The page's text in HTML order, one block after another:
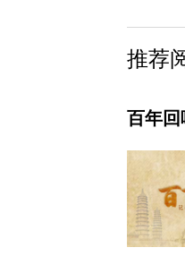
推荐
百年